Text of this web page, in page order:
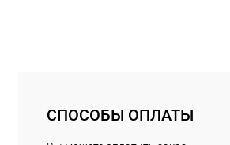
СПОСОБЫ ОПЛАТЫ